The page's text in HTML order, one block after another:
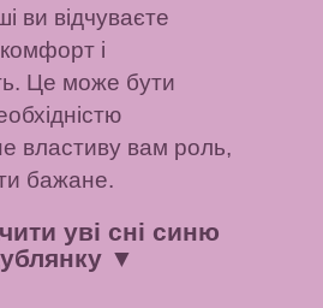
ви відчуваєте
і
Це може бути
властиву вам роль,
бажане.
уві сні синю
▼